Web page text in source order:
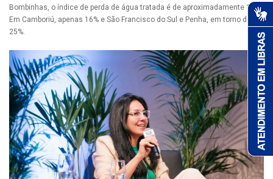
Bombinhas, o índice de perda de água tratada é de aproximadamente 11%.
Em Camboriú, apenas 16% e São Francisco do Sul e Penha, em torno dos
25%.